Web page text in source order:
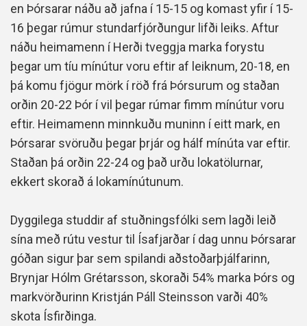
en Þórsarar náðu að jafna í 15-15 og komast yfir í 15-
16 þegar rúmur stundarfjórðungur lifði leiks. Aftur
náðu heimamenn í Herði tveggja marka forystu
þegar um tíu mínútur voru eftir af leiknum, 20-18, en
þá komu fjögur mörk í röð frá Þórsurum og staðan
orðin 20-22 Þór í vil þegar rúmar fimm mínútur voru
eftir. Heimamenn minnkuðu muninn í eitt mark, en
Þórsarar svöruðu þegar þrjár og hálf mínúta var eftir.
Staðan þá orðin 22-24 og það urðu lokatölurnar,
ekkert skorað á lokamínútunum.
Dyggilega studdir af stuðningsfólki sem lagði leið
sína með rútu vestur til Ísafjarðar í dag unnu Þórsarar
góðan sigur þar sem spilandi aðstoðarþjálfarinn,
Brynjar Hólm Grétarsson, skoraði 54% marka Þórs og
markvörðurinn Kristján Páll Steinsson varði 40%
skota Ísfirðinga.